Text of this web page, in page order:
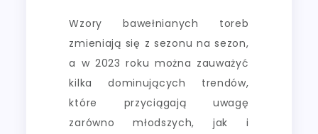
Wzory bawełnianych toreb
zmieniają się z sezonu na sezon,
a w 2023 roku można zauważyć
kilka dominujących trendów,
które przyciągają uwagę
zarówno młodszych, jak i